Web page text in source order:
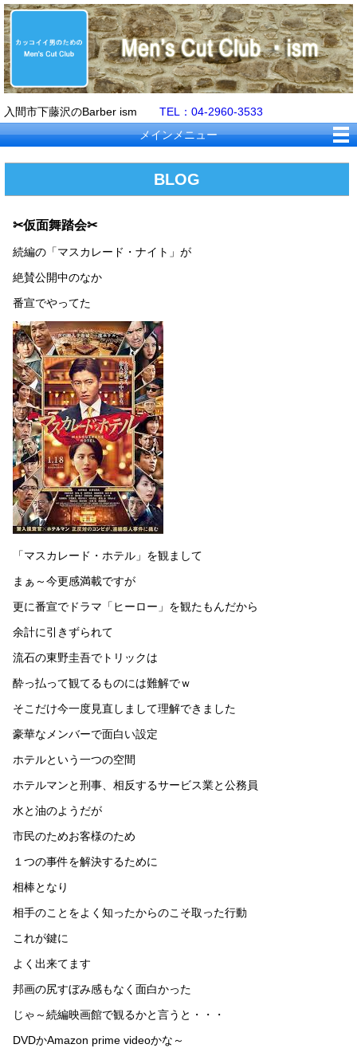
入間市下藤沢のBarber ism TEL：04-2960-3533
メインメニュー
BLOG
✂仮面舞踏会✂
続編の「マスカレード・ナイト」が
絶賛公開中のなか
番宣でやってた
「マスカレード・ホテル」を観まして
まぁ～今更感満載ですが
更に番宣でドラマ「ヒーロー」を観たもんだから
余計に引きずられて
流石の東野圭吾でトリックは
酔っ払って観てるものには難解でｗ
そこだけ今一度見直しまして理解できました
豪華なメンバーで面白い設定
ホテルという一つの空間
ホテルマンと刑事、相反するサービス業と公務員
水と油のようだが
市民のためお客様のため
１つの事件を解決するために
相棒となり
相手のことをよく知ったからのこそ取った行動
これが鍵に
よく出来てます
邦画の尻すぼみ感もなく面白かった
じゃ～続編映画館で観るかと言うと・・・
DVDかAmazon prime videoかな～